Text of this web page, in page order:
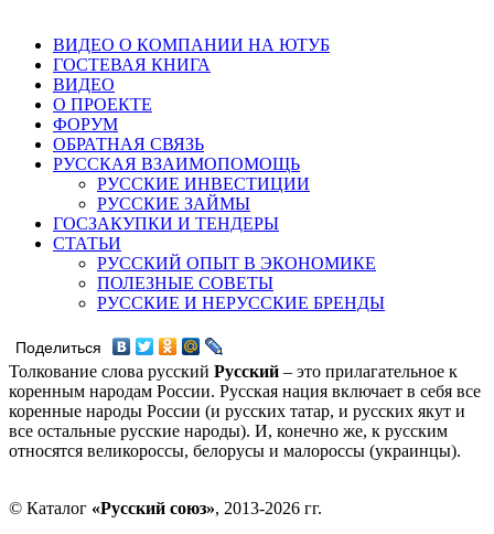
ВИДЕО О КОМПАНИИ НА ЮТУБ
ГОСТЕВАЯ КНИГА
ВИДЕО
О ПРОЕКТЕ
ФОРУМ
ОБРАТНАЯ СВЯЗЬ
РУССКАЯ ВЗАИМОПОМОЩЬ
РУССКИЕ ИНВЕСТИЦИИ
РУССКИЕ ЗАЙМЫ
ГОСЗАКУПКИ И ТЕНДЕРЫ
СТАТЬИ
РУССКИЙ ОПЫТ В ЭКОНОМИКЕ
ПОЛЕЗНЫЕ СОВЕТЫ
РУССКИЕ И НЕРУССКИЕ БРЕНДЫ
Поделиться
Толкование слова русский Русский – это прилагательное к
коренным народам России. Русская нация включает в себя все
коренные народы России (и русских татар, и русских якут и
все остальные русские народы). И, конечно же, к русским
относятся великороссы, белорусы и малороссы (украинцы).
© Каталог «Русский союз», 2013-2026 гг.